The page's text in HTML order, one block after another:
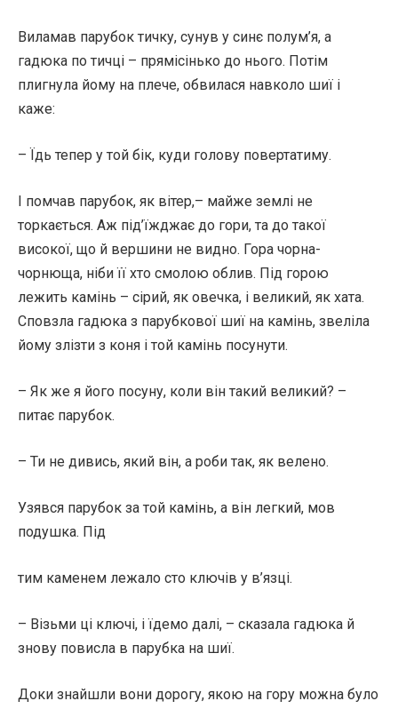
Виламав парубок тичку, сунув у синє полум’я, а
гадюка по тичці – прямісінько до нього. Потім
плигнула йому на плече, обвилася навколо шиї і
каже:
– Їдь тепер у той бік, куди голову повертатиму.
І помчав парубок, як вітер,– майже землі не
торкається. Аж під’їжджає до гори, та до такої
високої, що й вершини не видно. Гора чорна-
чорнюща, ніби її хто смолою облив. Під горою
лежить камінь – сірий, як овечка, і великий, як хата.
Сповзла гадюка з парубкової шиї на камінь, звеліла
йому злізти з коня і той камінь посунути.
– Як же я його посуну, коли він такий великий? –
питає парубок.
– Ти не дивись, який він, а роби так, як велено.
Узявся парубок за той камінь, а він легкий, мов
подушка. Під
тим каменем лежало сто ключів у в’язці.
– Візьми ці ключі, і їдемо далі, – сказала гадюка й
знову повисла в парубка на шиї.
Доки знайшли вони дорогу, якою на гору можна було